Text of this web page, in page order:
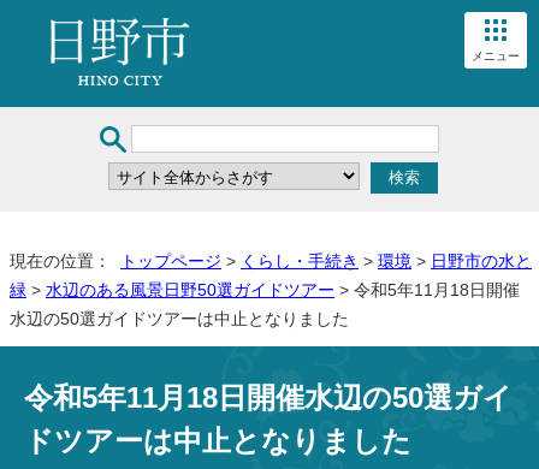
メニュー
現在の位置： トップページ > くらし・手続き > 環境 > 日野市の水と
緑 > 水辺のある風景日野50選ガイドツアー > 令和5年11月18日開催
水辺の50選ガイドツアーは中止となりました
令和5年11月18日開催水辺の50選ガイ
ドツアーは中止となりました